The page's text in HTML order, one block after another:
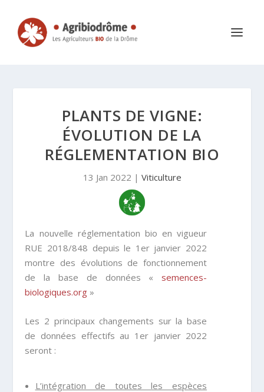
PLANTS DE VIGNE:
ÉVOLUTION DE LA
RÉGLEMENTATION BIO
13 Jan 2022 | Viticulture
La nouvelle réglementation bio en vigueur
RUE 2018/848 depuis le 1 erjanvier 2022
montre des évolutions de fonctionnement
de la base de données «semences-
biologiques.org »
Les 2 principaux changements sur la base
de données effectifs au 1 er janvier 2022
seront :
L’intégration de toutes les espèces